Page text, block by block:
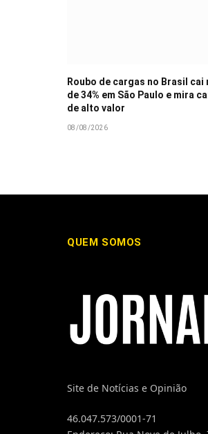
Roubo de cargas no Brasil cai
de 34% em São Paulo e mira
de alto valor
08/08/2026
QUEM SOMOS
Site de Notícias e Opinião
46.047.573/0001-71